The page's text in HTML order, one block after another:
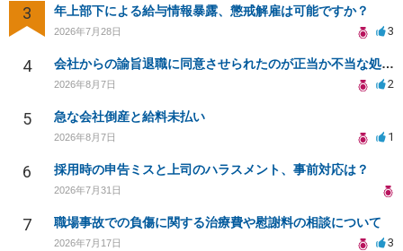
3 年上部下による給与情報暴露、懲戒解雇は可能ですか？
2026年7月28日 3
4 会社からの諭旨退職に同意させられたのが正当か不当な処分かどうか教えてほしい
2026年8月7日 2
5 急な会社倒産と給料未払い
2026年8月7日 1
6 採用時の申告ミスと上司のハラスメント、事前対応は？
2026年7月31日
7 職場事故での負傷に関する治療費や慰謝料の相談について
2026年7月17日 3